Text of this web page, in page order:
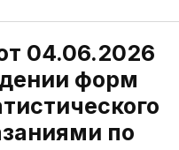
04.06.2026
форм
по